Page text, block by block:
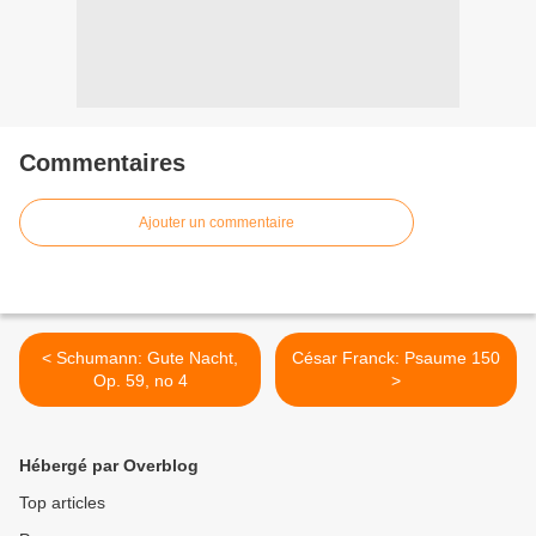
Commentaires
Ajouter un commentaire
< Schumann: Gute Nacht,
Op. 59, no 4
César Franck: Psaume 150
>
Hébergé par Overblog
Top articles